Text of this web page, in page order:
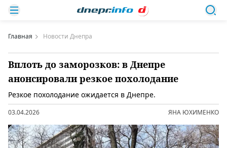
Главная Новости Днепра
Вплоть до заморозков: в Днепре
анонсировали резкое похолодание
Резкое похолодание ожидается в Днепре.
03.04.2026 ЯНА ЮХИМЕНКО